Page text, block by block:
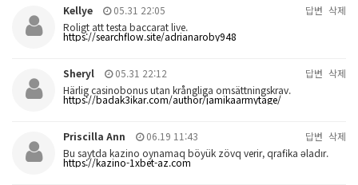
Kellye 05.31 22:05 답변 삭제
Roligt att testa baccarat live.
https://searchflow.site/adrianaroby948
Sheryl 05.31 22:12 답변 삭제
Härlig casinobonus utan krångliga omsättningskrav.
https://badak3ikar.com/author/jamikaarmytage/
Priscilla Ann 06.19 11:43 답변 삭제
Bu saytda kazino oynamaq böyük zövq verir, qrafika əladır.
https://kazino-1xbet-az.com